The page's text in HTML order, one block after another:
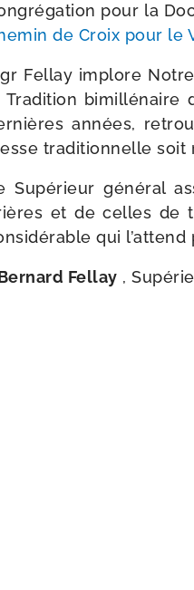
pour la
de Croix pour le
Fellay implore
Tradition bimil­lé­naire
années,
tra­di­tion­nelle soit
Supérieur géné­ral
et de celles de
qui
Fellay ,